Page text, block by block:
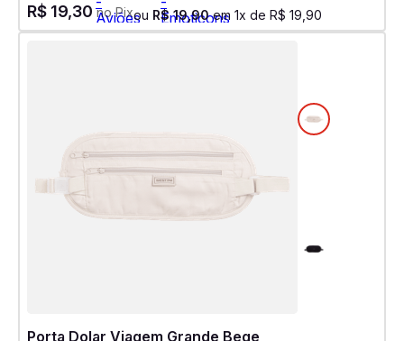
R$ 19,30 no Pixou R$ 19,90em 1x de R$ 19 90
Porta Dolar Viagem Grande Bege